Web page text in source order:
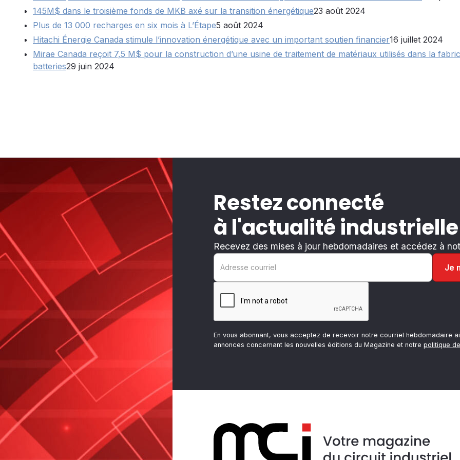
145M$ dans le troisième fonds de MKB axé sur la transition énergétique23 août 2024
Plus de 13 000 recharges en six mois à L’Étape5 août 2024
Hitachi Énergie Canada stimule l’innovation énergétique avec un important soutien financier16 juillet 2024
Mirae Canada reçoit 7,5 M$ pour la construction d’une usine de traitement de matériaux utilisés dans la
batteries29 juin 2024
Restez connecté
à l'actualité
Recevez des mises à jour hebdomadaires et accédez à
En vous abonnant, vous acceptez de recevoir notre courriel hebdomadaire
annonces concernant les nouvelles éditions du Magazine et notre politique